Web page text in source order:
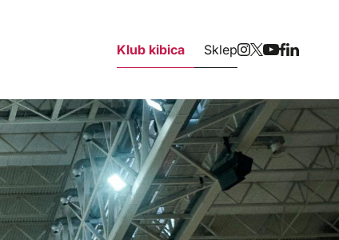
Klub kibica Sklep